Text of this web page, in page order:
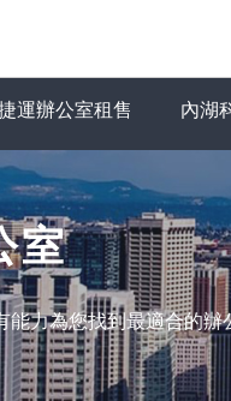
運辦公室租售 內湖
室
能力為您找到最適合的辦